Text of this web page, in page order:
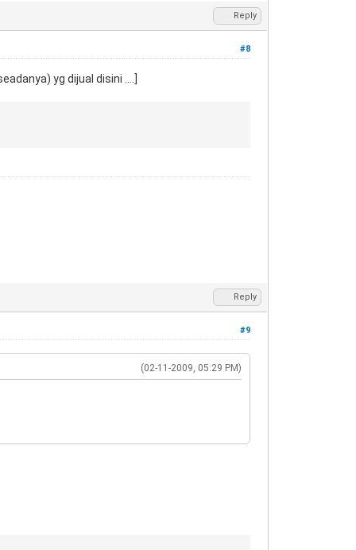
Reply
#8
yg dijual disini ....]
Reply
#9
(02-11-2009, 05:29 PM)